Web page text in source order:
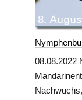
08.08.2022